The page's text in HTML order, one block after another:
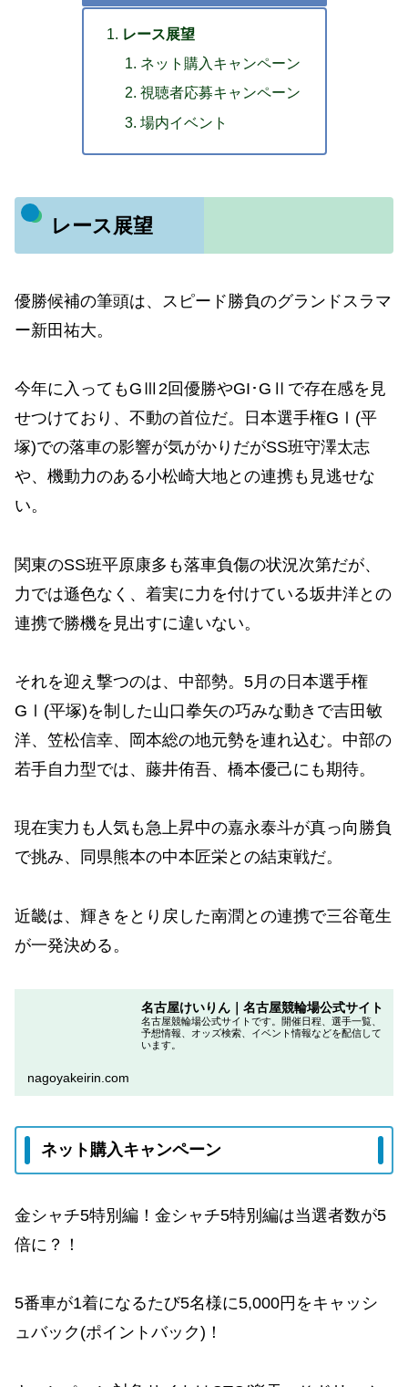
レース展望
ネット購入キャンペーン
視聴者応募キャンペーン
場内イベント
レース展望
優勝候補の筆頭は、スピード勝負のグランドスラマ
ー新田祐大。
今年に入ってもGⅢ2回優勝やGI･GⅡで存在感を見
せつけており、不動の首位だ。日本選手権GⅠ(平
塚)での落車の影響が気がかりだがSS班守澤太志
や、機動力のある小松崎大地との連携も見逃せな
い。
関東のSS班平原康多も落車負傷の状況次第だが、
力では遜色なく、着実に力を付けている坂井洋との
連携で勝機を見出すに違いない。
それを迎え撃つのは、中部勢。5月の日本選手権
GⅠ(平塚)を制した山口拳矢の巧みな動きで吉田敏
洋、笠松信幸、岡本総の地元勢を連れ込む。中部の
若手自力型では、藤井侑吾、橋本優己にも期待。
現在実力も人気も急上昇中の嘉永泰斗が真っ向勝負
で挑み、同県熊本の中本匠栄との結束戦だ。
近畿は、輝きをとり戻した南潤との連携で三谷竜生
が一発決める。
名古屋けいりん｜名古屋競輪場公式サイト
名古屋競輪場公式サイトです。開催日程、選手一覧、
予想情報、オッズ検索、イベント情報などを配信して
います。
nagoyakeirin.com
ネット購入キャンペーン
金シャチ5特別編！金シャチ5特別編は当選者数が5
倍に？！
5番車が1着になるたび5名様に5,000円をキャッシ
ュバック(ポイントバック)！